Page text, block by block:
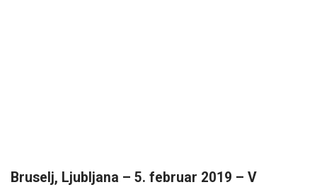
Bruselj, Ljubljana – 5. februar 2019 – V